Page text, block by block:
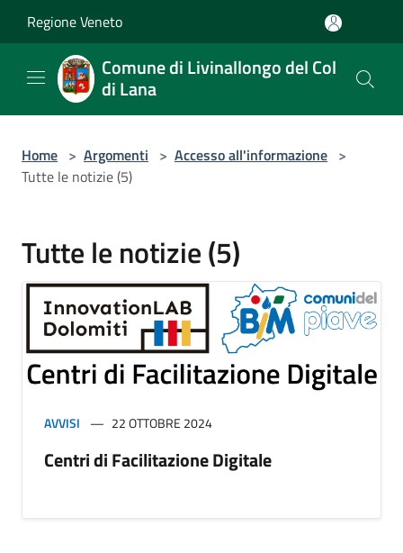
Regione Veneto
Comune di Livinallongo del Col
di Lana
Home > Argomenti > Accesso all'informazione >
Tutte le notizie (5)
Tutte le notizie (5)
AVVISI 22 OTTOBRE 2024
Centri di Facilitazione Digitale